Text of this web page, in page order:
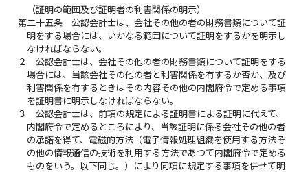
（証明の範囲及び証明者の利害関係の明示）
第二十五条
公認会計士は、会社その他の者の財務書類について証
明をする場合には、いかなる範囲について証明をするかを明示し
なければならない。
２
公認会計士は、会社その他の者の財務書類について証明をする
場合には、当該会社その他の者と利害関係を有するか否か、及び
利害関係を有するときはその内容その他の内閣府令で定める事項
を証明書に明示しなければならない。
３
公認会計士は、前項の規定による証明書による証明に代えて、
内閣府令で定めるところにより、当該証明に係る会社その他の者
の承諾を得て、電磁的方法（電子情報処理組織を使用する方法そ
の他の情報通信の技術を利用する方法であつて内閣府令で定める
ものをいう。以下同じ。）により同項に規定する事項を併せて明